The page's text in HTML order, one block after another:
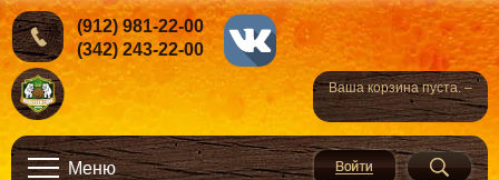
Ваша корзина пуста. –
(912) 981-22-00
(342) 243-22-00
Меню